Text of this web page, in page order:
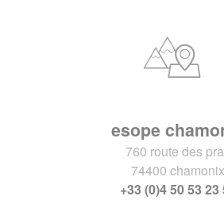
esope
760 route des
74400 chamonix
+33 (0)4 50 53 23